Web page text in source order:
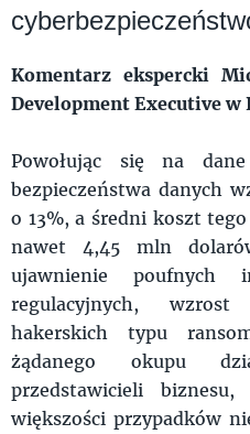
Komentarz ekspercki
Development Executive
Powołując się na
bezpieczeństwa danych
o 13%, a średni koszt
nawet 4,45 mln
ujawnienie poufnych
regulacyjnych,
hakerskich typu
żądanego okupu
przedstawicieli
większości przypadków